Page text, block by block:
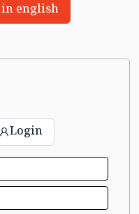
english
Login